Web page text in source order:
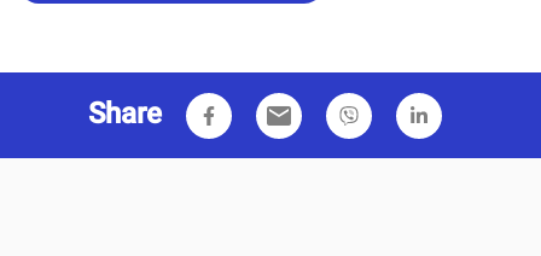
Share email